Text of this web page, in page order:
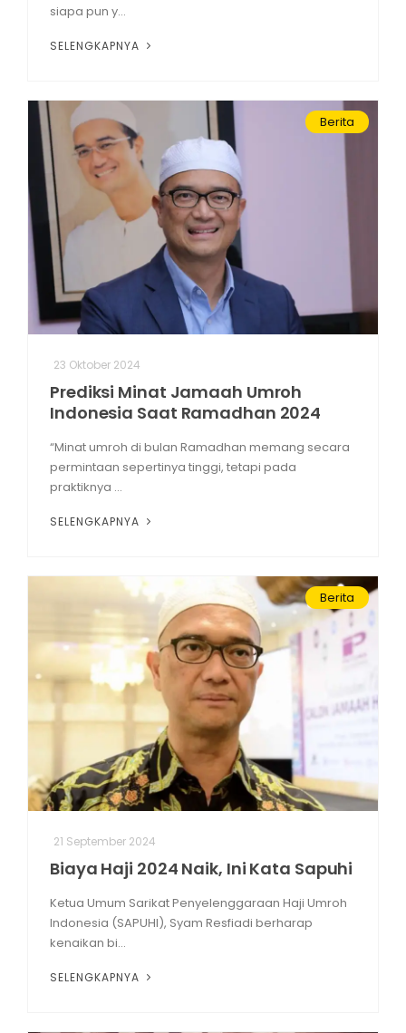
siapa pun y...
SELENGKAPNYA
Berita
23 Oktober 2024
Prediksi Minat Jamaah Umroh
Indonesia Saat Ramadhan 2024
“Minat umroh di bulan Ramadhan memang secara
permintaan sepertinya tinggi, tetapi pada
praktiknya ...
SELENGKAPNYA
Berita
21 September 2024
Biaya Haji 2024 Naik, Ini Kata Sapuhi
Ketua Umum Sarikat Penyelenggaraan Haji Umroh
Indonesia (SAPUHI), Syam Resfiadi berharap
kenaikan bi...
SELENGKAPNYA